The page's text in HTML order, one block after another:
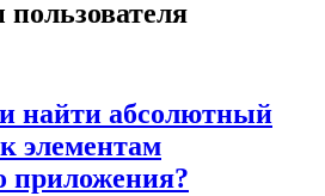
пользователя
найти абсолютный
элементам
приложения?